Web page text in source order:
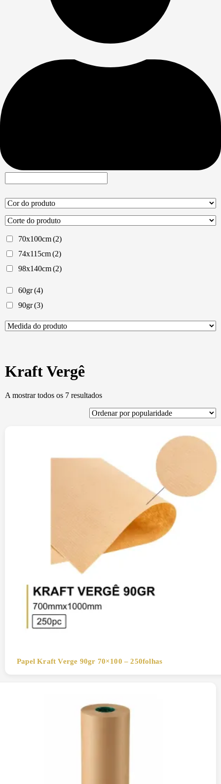
70x100cm(2)
74x115cm(2)
98x140cm(2)
60gr(4)
90gr(3)
Kraft Vergê
A mostrar todos os 7 resultadosOrdenado
popularidade
Papel Kraft Verge 90gr 70×100 – 250folhas